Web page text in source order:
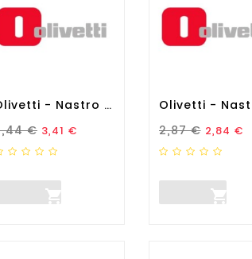
Olivetti - Nastro -...
Standard
€ Prezzo
3,41 €

Prezzo Standard
2,87 € Prezzo
2,84 €
